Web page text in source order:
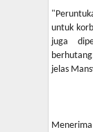
untuk
juga
jelas